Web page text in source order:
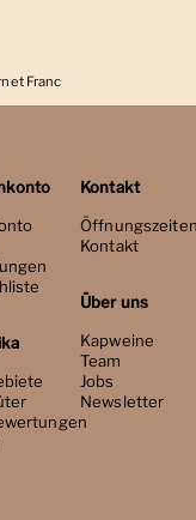
Franc
Kontakt
Kontakt
Über uns
Kapweine
Team
Jobs
Newsletter